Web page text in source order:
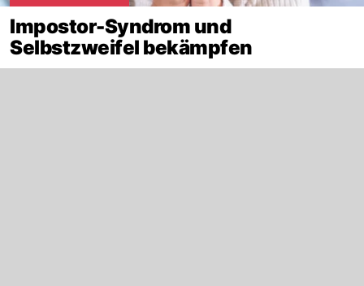
Impostor-Syndrom und
Selbstzweifel bekämpfen